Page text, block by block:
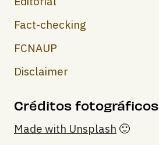
Fact-checking
FCNAUP
Disclaimer
Créditos fotográficos
Made with Unsplash 🙂